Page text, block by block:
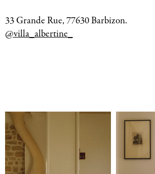
33 Grande Rue, 77630 Barbizon.
@villa_albertine_